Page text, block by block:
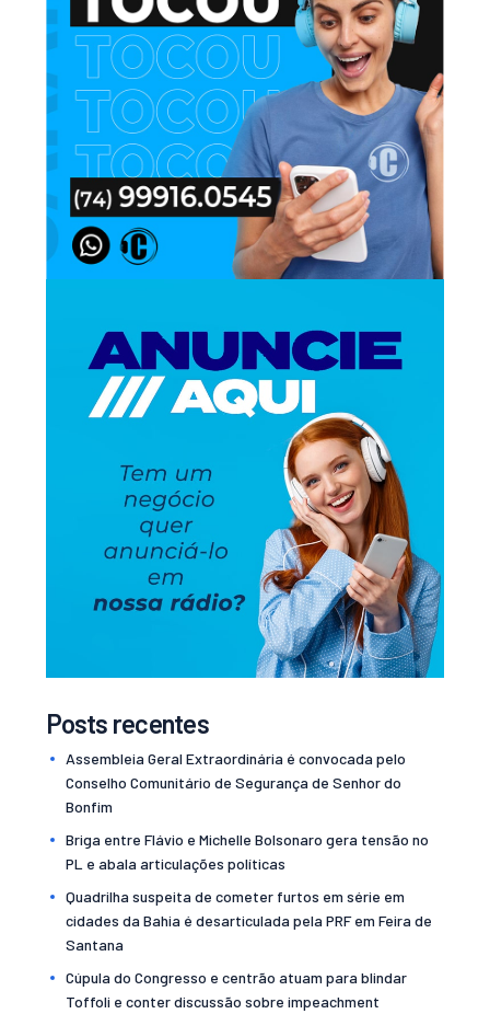
Posts recentes
Assembleia Geral Extraordinária é convocada pelo
Conselho Comunitário de Segurança de Senhor do
Bonfim
Briga entre Flávio e Michelle Bolsonaro gera tensão no
PL e abala articulações políticas
Quadrilha suspeita de cometer furtos em série em
cidades da Bahia é desarticulada pela PRF em Feira de
Santana
Cúpula do Congresso e centrão atuam para blindar
Toffoli e conter discussão sobre impeachment